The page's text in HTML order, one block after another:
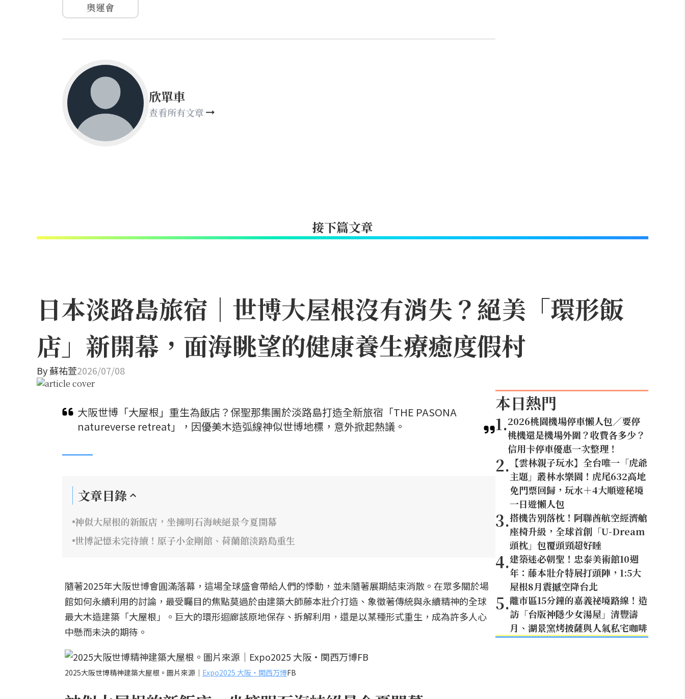
奧運會
欣單車
查看所有文章
接下篇文章
日本淡路島旅宿｜世博大屋根沒有消失？絕美「環形飯
店」新開幕，面海眺望的健康養生療癒度假村
By蘇祐萱2026/07/08
大阪世博「大屋根」重生為飯店？保聖那集團於淡路島打造全新旅宿「THE PASONA
natureverse retreat」，因優美木造弧線神似世博地標，意外掀起熱議。
文章目錄
神似大屋根的新飯店，坐擁明石海峽絕景今夏開幕
世博記憶未完待續！原子小金剛館、荷蘭館淡路島重生
隨著2025年大阪世博會圓滿落幕，這場全球盛會帶給人們的悸動，並未隨著展期結束消散。在眾多關於場
館如何永續利用的討論，最受矚目的焦點莫過於由建築大師藤本壯介打造、象徵著傳統與永續精神的全球
最大木造建築「大屋根」。巨大的環形迴廊該原地保存、拆解利用，還是以某種形式重生，成為許多人心
中懸而未決的期待。
2025大阪世博精神建築大屋根。圖片來源｜ Expo2025 大阪・関西万博FB
本日熱門
1.2026桃園機場停車懶人包／要停
桃機還是機場外圍？收費各多少？
信用卡停車優惠一次整理！
2. 【雲林親子玩水】全台唯一「虎爺
主題」叢林水樂園！虎尾632高地
免門票回歸，玩水＋4大順遊秘境
一日遊懶人包
3.搭機告別落枕！阿聯酋航空經濟艙
座椅升級，全球首創「U-Dream
頭枕」包覆頭頸超好睡
4.建築迷必朝聖！忠泰美術館10週
年：藤本壯介特展打頭陣，1:5大
屋根8月震撼空降台北
5.離市區15分鐘的嘉義祕境路線！造
訪「台版神隱少女湯屋」清豐濤
月、湖景窯烤披薩與人氣私宅咖啡